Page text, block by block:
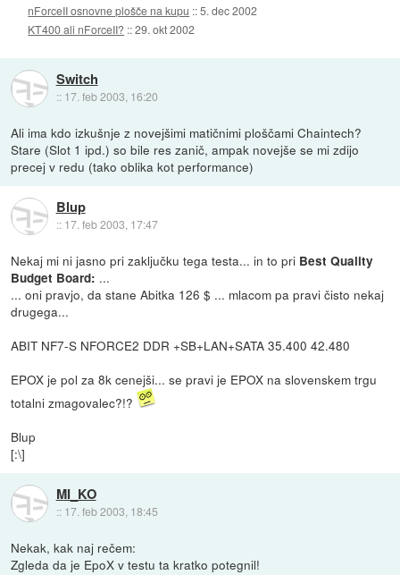
nForceII osnovne plošče na kupu ::5. dec 2002
KT400 ali nForceII? ::29. okt 2002
Switch
:: 17. feb 2003, 16:20
Ali ima kdo izkušnje z novejšimi matičnimi ploščami Chaintech?
Stare (Slot 1 ipd.) so bile res zanič, ampak novejše se mi zdijo
precej v redu (tako oblika kot performance)
Blup
:: 17. feb 2003, 17:47
Nekaj mi ni jasno pri zaključku tega testa... in to pri Best Quality
Budget Board: ...
... oni pravjo, da stane Abitka 126 $ ... mlacom pa pravi čisto nekaj
drugega...
ABIT NF7-S NFORCE2 DDR +SB+LAN+SATA 35.400 42.480
EPOX je pol za 8k cenejši... se pravi je EPOX na slovenskem trgu
totalni zmagovalec?!?
Blup
[:\]
MI_KO
:: 17. feb 2003, 18:45
Nekak, kak naj rečem:
Zgleda da je EpoX v testu ta kratko potegnil!